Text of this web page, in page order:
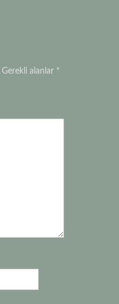
Gerekli alanlar *